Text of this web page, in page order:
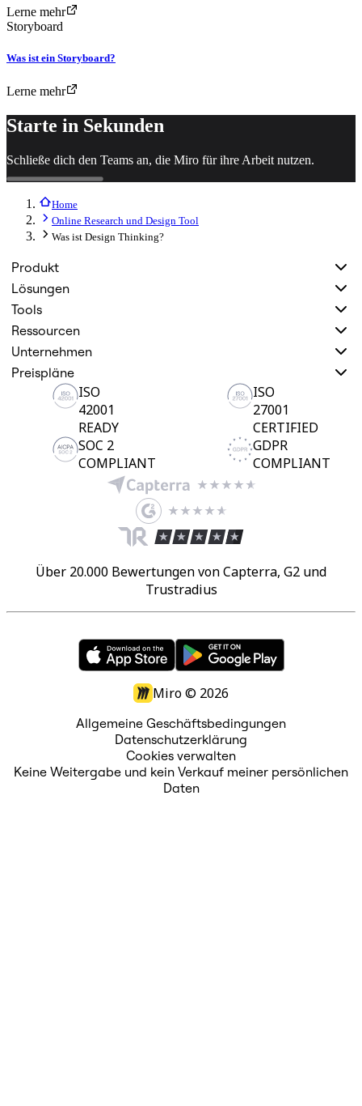
Lerne mehr
Storyboard
Was ist ein Storyboard?
Lerne mehr
Starte in Sekunden
Schließe dich den Teams an, die Miro für ihre Arbeit nutzen.
Home
Online Research und Design Tool
Was ist Design Thinking?
Produkt
Lösungen
Tools
Ressourcen
Unternehmen
Preispläne
ISO
42001
READY
ISO
27001
CERTIFIED
SOC 2
COMPLIANT
GDPR
COMPLIANT
Über 20.000 Bewertungen von Capterra, G2 und
Trustradius
Miro © 2026
Allgemeine Geschäftsbedingungen
Datenschutzerklärung
Cookies verwalten
Keine Weitergabe und kein Verkauf meiner persönlichen
Daten